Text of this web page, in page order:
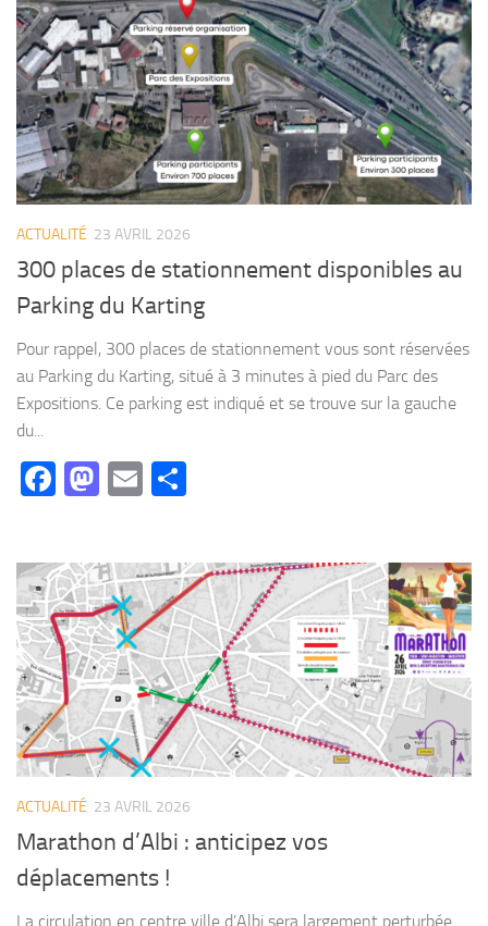
ACTUALITÉ 23 AVRIL 2026
300 places de stationnement disponibles au
Parking du Karting
Pour rappel, 300 places de stationnement vous sont réservées
au Parking du Karting, situé à 3 minutes à pied du Parc des
Expositions. Ce parking est indiqué et se trouve sur la gauche
du...
Facebook
Mastodon
Email
ACTUALITÉ 23 AVRIL 2026
Marathon d’Albi : anticipez vos
déplacements !
La circulation en centre ville d’Albi sera largement perturbée